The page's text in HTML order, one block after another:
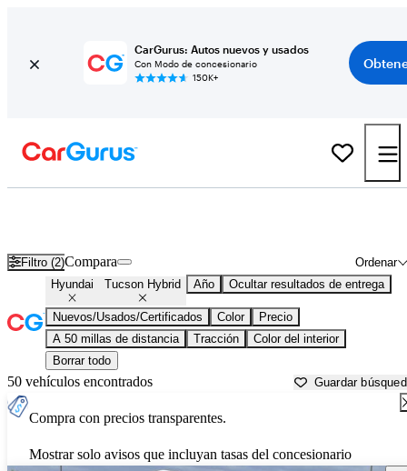
CarGurus: Autos nuevos y usados
Con Modo de concesionario
150K+
Filtro (2) Ordenar
Compara
Hyundai Tucson Hybrid Año Ocultar resultados de entrega
Nuevos/Usados/Certificados Color
Precio
A 50 millas de distancia
Tracción
Color del interior
Borrar todo
50 vehículos encontrados Guardar
Compra con precios transparentes.
Mostrar solo avisos que incluyan tasas del concesionario